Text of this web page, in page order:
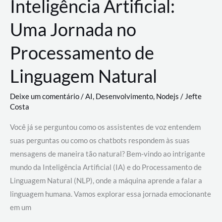
Inteligência Artificial:
Uma Jornada no
Processamento de
Linguagem Natural
Deixe um comentário/AI, Desenvolvimento, Nodejs / Jefte
Costa
Você já se perguntou como os assistentes de voz entendem
suas perguntas ou como os chatbots respondem às suas
mensagens de maneira tão natural? Bem-vindo ao intrigante
mundo da Inteligência Artificial (IA) e do Processamento de
Linguagem Natural (NLP), onde a máquina aprende a falar a
linguagem humana. Vamos explorar essa jornada emocionante
em um